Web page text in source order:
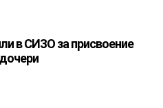
в СИЗО за присвоение